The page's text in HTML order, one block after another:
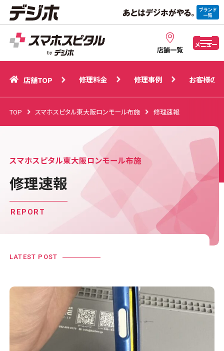
店舗一覧
メニュー
店舗TOP 修理事例 お客様の声
店舗TOP 修理料金 修理事例 お客様の声
TOP スマホスピタル東大阪ロンモール布施 修理速報
スマホスピタル東大阪ロンモール布施
修理速報
REPORT
LATEST POST